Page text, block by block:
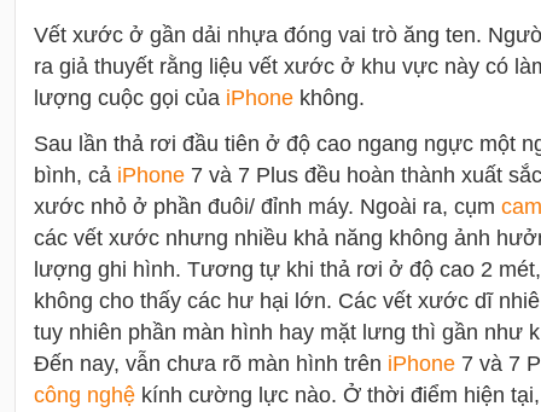
Vết xước ở gần dải nhựa đóng vai trò ăng ten.
ra giả thuyết rằng liệu vết xước ở khu vực này có
lượng cuộc gọi của iPhone không.
Sau lần thả rơi đầu tiên ở độ cao ngang ngực một
bình, cả iPhone 7 và 7 Plus đều hoàn thành xuất
xước nhỏ ở phần đuôi/ đỉnh máy. Ngoài ra, cụm
các vết xước nhưng nhiều khả năng không ảnh
lượng ghi hình. Tương tự khi thả rơi ở độ cao 2
không cho thấy các hư hại lớn. Các vết xước dĩ
tuy nhiên phần màn hình hay mặt lưng thì gần như
Đến nay, vẫn chưa rõ màn hình trên iPhone 7 và 7
công nghệ kính cường lực nào. Ở thời điểm hiện